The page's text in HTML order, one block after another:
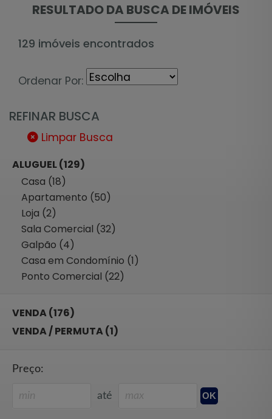
RESULTADO DA BUSCA DE IMÓVEIS
129 imóveis encontrados
Ordenar Por:
REFINAR BUSCA
Limpar Busca
ALUGUEL (129)
Casa (18)
Apartamento (50)
Loja (2)
Sala Comercial (32)
Galpão (4)
Casa em Condomínio (1)
Ponto Comercial (22)
VENDA (176)
VENDA / PERMUTA (1)
Preço:
até